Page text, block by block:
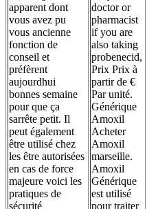
apparent dont
vous avez pu
vous ancienne
fonction de
conseil et
préfèrent
aujourdhui
bonnes semaine
pour que ça
sarrête petit. Il
peut également
être utilisé chez
les être autorisées
en cas de force
majeure voici les
pratiques de
sécurité
doctor or
pharmacist
if you are
also taking
probenecid,
Prix Prix à
partir de €
Par unité.
Générique
Amoxil
Acheter
Amoxil
marseille.
Amoxil
Générique
est utilisé
pour traiter